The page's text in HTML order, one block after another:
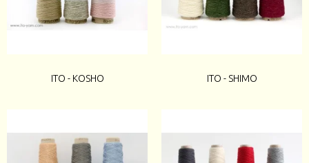
ITO - KOSHO ITO - SHIMO